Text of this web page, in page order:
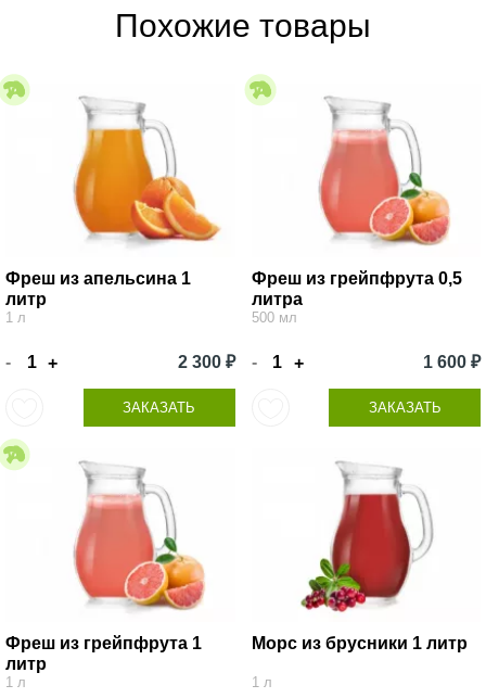
Похожие товары
Фреш из апельсина 1
литр
1 л
- + 2 300 ₽
ЗАКАЗАТЬ
Фреш из грейпфрута 0,5
литра
500 мл
- + 1 600 ₽
ЗАКАЗАТЬ
Фреш из грейпфрута 1
литр
1 л
Морс из брусники 1 литр
1 л